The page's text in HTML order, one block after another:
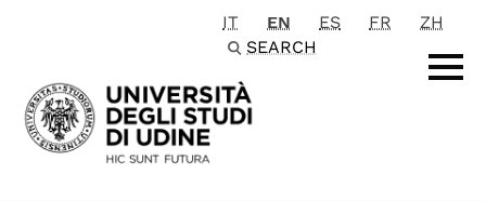
Passa al contenuto principale
IT EN ES FR
ZH
SEARCH